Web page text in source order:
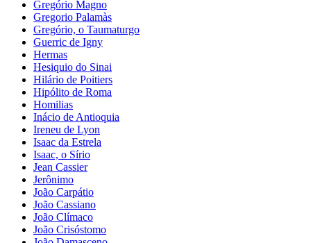
Gregório Magno
Gregorio Palamàs
Gregório, o Taumaturgo
Guerric de Igny
Hermas
Hesiquio do Sinai
Hilário de Poitiers
Hipólito de Roma
Homilias
Inácio de Antioquia
Ireneu de Lyon
Isaac da Estrela
Isaac, o Sírio
Jean Cassier
Jerônimo
João Carpátio
João Cassiano
João Clímaco
João Crisóstomo